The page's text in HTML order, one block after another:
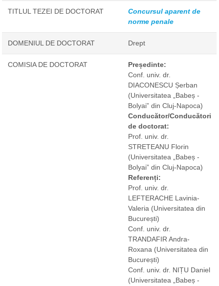
TITLUL TEZEI DE DOCTORAT
Concursul aparent de
norme penale
DOMENIUL DE DOCTORAT Drept
COMISIA DE DOCTORAT
Președinte:
Conf. univ. dr.
DIACONESCU Șerban
(Universitatea „Babeș -
Bolyai” din Cluj-Napoca)
Conducător/Conducători
de doctorat:
Prof. univ. dr.
STRETEANU Florin
(Universitatea „Babeș -
Bolyai” din Cluj-Napoca)
Referenți:
Prof. univ. dr.
LEFTERACHE Lavinia-
Valeria (Universitatea din
București)
Conf. univ. dr.
TRANDAFIR Andra-
Roxana (Universitatea din
București)
Conf. univ. dr. NIȚU Daniel
(Universitatea „Babeș -